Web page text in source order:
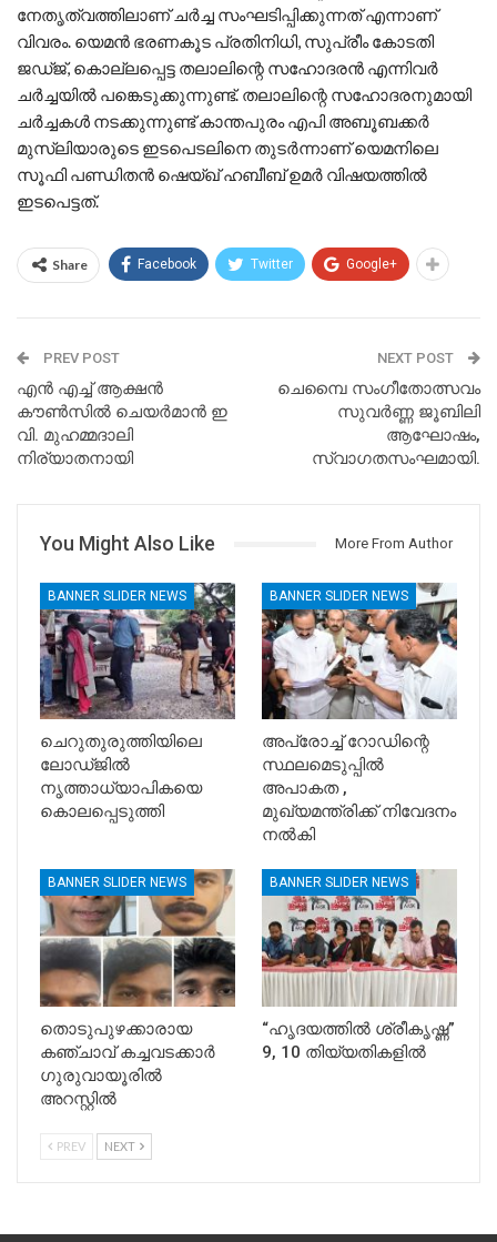
നേതൃത്വത്തിലാണ് ചര്‍ച്ച സംഘടിപ്പിക്കുന്നത് എന്നാണ്
വിവരം. യെമന്‍ ഭരണകൂട പ്രതിനിധി, സുപ്രീം കോടതി
ജഡ്ജ്, കൊല്ലപ്പെട്ട തലാലിന്റെ സഹോദരന്‍ എന്നിവര്‍
ചര്‍ച്ചയില്‍ പങ്കെടുക്കുന്നുണ്ട്. തലാലിന്റെ സഹോദരനുമായി
ചര്‍ച്ചകള്‍ നടക്കുന്നുണ്ട് കാന്തപുരം എപി അബൂബക്കര്‍
മുസ്‌ലിയാരുടെ ഇടപെടലിനെ തുടര്‍ന്നാണ് യെമനിലെ
സൂഫി പണ്ഡിതന്‍ ഷെയ്ഖ് ഹബീബ് ഉമര്‍ വിഷയത്തില്‍
ഇടപെട്ടത്.
Share Facebook Twitter Google+
PREV POST
എൻ എച്ച് ആക്ഷൻ
കൗൺസിൽ ചെയർമാൻ ഇ
വി. മുഹമ്മദാലി
നിര്യാതനായി
NEXT POST
ചെമ്പൈ സംഗീതോത്സവം
സുവർണ്ണ ജൂബിലി
ആഘോഷം,
സ്വാഗതസംഘമായി.
You Might Also Like More From Author
BANNER SLIDER NEWS
ചെറുതുരുത്തിയിലെ
ലോഡ്ജിൽ
നൃത്താധ്യാപികയെ
കൊലപ്പെടുത്തി
BANNER SLIDER NEWS
അപ്രോച്ച് റോഡിന്റെ
സ്ഥലമെടുപ്പിൽ
അപാകത ,
മുഖ്യമന്ത്രിക്ക് നിവേദനം
നൽകി
BANNER SLIDER NEWS
തൊടുപുഴക്കാരായ
കഞ്ചാവ് കച്ചവടക്കാർ
ഗുരുവായൂരിൽ
അറസ്റ്റിൽ
BANNER SLIDER NEWS
“ഹൃദയത്തിൽ ശ്രീകൃഷ്ണ”
9, 10 തിയ്യതികളിൽ
PREV NEXT